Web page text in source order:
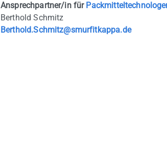
Ansprechpartner/in für
Berthold Schmitz
Berthold.Schmitz@smurfitkappa.de